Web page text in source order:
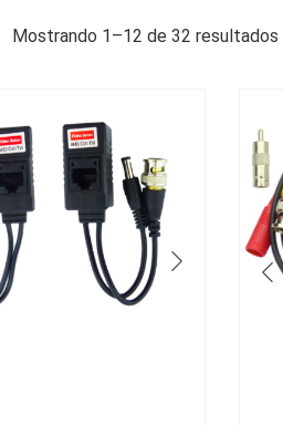
Mostrando 1–12 de 32 resultados